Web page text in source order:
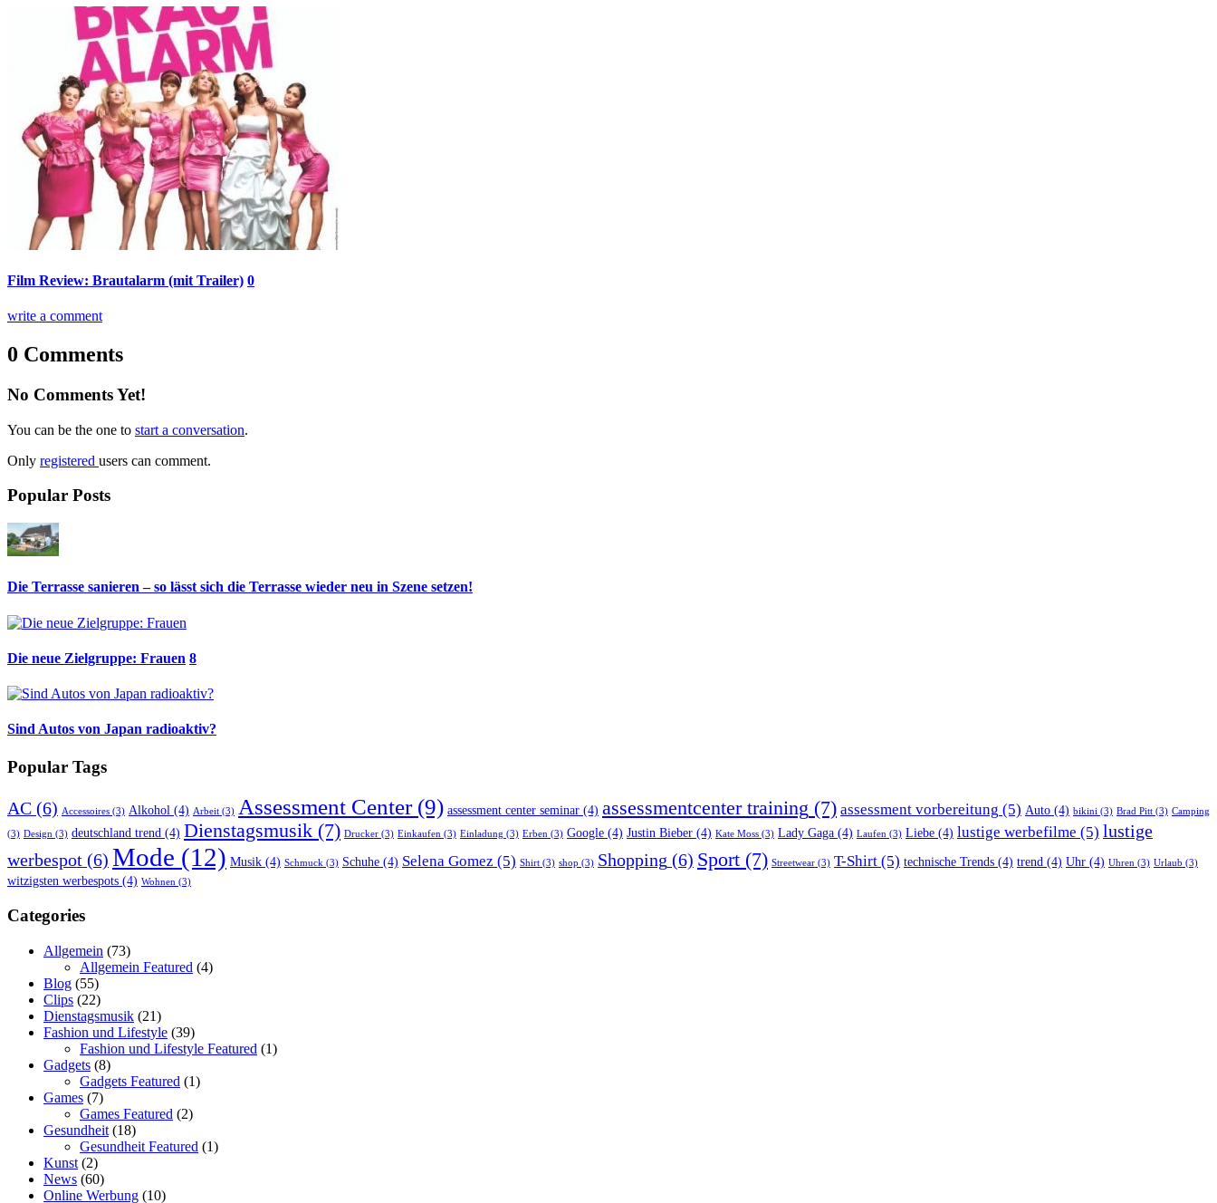
Film Review: Brautalarm (mit Trailer) 0
write a comment
0 Comments
No Comments Yet!
You can be the one to start a conversation.
Only registered users can comment.
Popular Posts
Die Terrasse sanieren – so lässt sich die Terrasse wieder neu in Szene setzen!
Die neue Zielgruppe: Frauen 8
Sind Autos von Japan radioaktiv?
Popular Tags
AC (6) Accessoires (3) Alkohol (4) Arbeit (3) Assessment Center(9) assessment center seminar (4) assessmentcenter training (7) assessment vorbereitung (5) Auto (4) bikini (3) Brad Pitt (3) Camping
(3) Design (3) deutschland trend (4) Dienstagsmusik (7) Drucker (3) Einkaufen (3) Einladung (3) Erben (3) Google (4) Justin Bieber (4) Kate Moss (3) Lady Gaga (4) Laufen (3) Liebe (4) lustige werbefilme (5) lustige
werbespot (6) Mode (12) Musik (4) Schmuck (3) Schuhe (4) Selena Gomez (5) Shirt (3) shop (3) Shopping (6) Sport (7) Streetwear (3) T-Shirt (5) technische Trends (4) trend (4) Uhr (4) Uhren (3) Urlaub (3)
witzigsten werbespots (4) Wohnen (3)
Categories
Allgemein (73)
Allgemein Featured (4)
Blog (55)
Clips (22)
Dienstagsmusik (21)
Fashion und Lifestyle (39)
Fashion und Lifestyle Featured (1)
Gadgets (8)
Gadgets Featured (1)
Games (7)
Games Featured (2)
Gesundheit (18)
Gesundheit Featured (1)
Kunst (2)
News (60)
Online Werbung (10)